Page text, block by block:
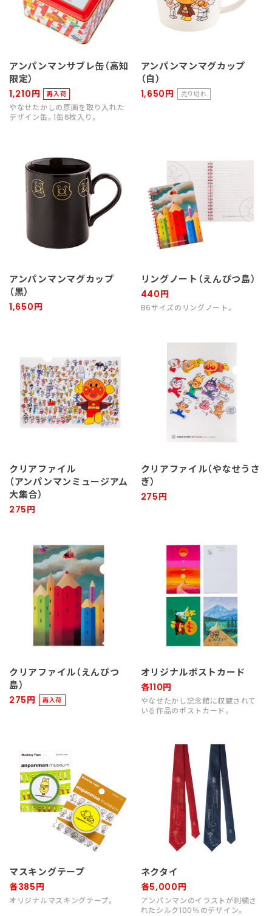
アンパンマンサブレ缶（高知
限定）
1,210円 再入荷
やなせたかしの原画を取り入れた
デザイン缶。1缶6枚入り。
アンパンマンマグカップ
（白）
1,650円 売り切れ
アンパンマンマグカップ
（黒）
1,650円
リングノート（えんぴつ島）
440円
B6サイズのリングノート。
クリアファイル
（アンパンマンミュージアム
大集合）
275円
クリアファイル（やなせうさ
ぎ）
275円
クリアファイル（えんぴつ
島）
275円 再入荷
オリジナルポストカード
各110円
やなせたかし記念館に収蔵されて
いる作品のポストカード。
マスキングテープ
各385円
オリジナルマスキングテープ。
ネクタイ
各5,000円
アンパンマンのイラストが刺繍さ
れたシルク100％のデザイン。